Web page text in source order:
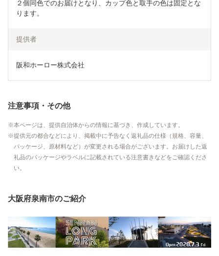
２個同色でのお届けとなり、カップ色と取手の色は固定とな
ります。
提供者
阪和ホーロー株式会社
注意事項・その他
本ページは、提供自治体からの情報に基づき、作成しています。
提供元の都合などにより、掲載中に予告なく返礼品の仕様（規格、容量、
パッケージ、原材料など）が変更される場合がございます。お届けした返
礼品のパッケージやラベルに記載されている注意書きなどをご確認くださ
い。
大阪府泉南市のご紹介